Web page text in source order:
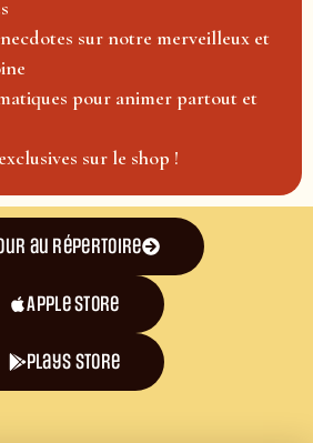
sur notre merveilleux et
pour animer partout et
sur le shop !
au répertoire
Apple Store
plays store